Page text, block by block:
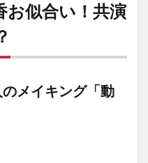
お似合い！共演
メイキング「動